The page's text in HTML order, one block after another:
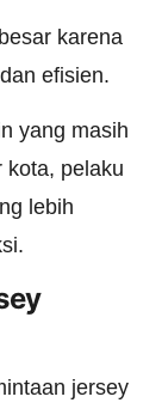
karena
efisien.
yang masih
kota, pelaku
lebih
jersey